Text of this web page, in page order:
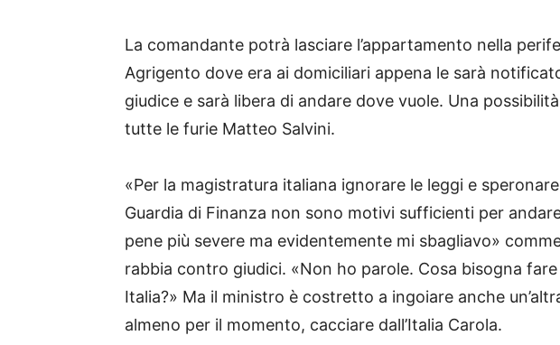
La comandante potrà lasciare l’appartamento nella
Agrigento dove era ai domiciliari appena le sarà
giudice e sarà libera di andare dove vuole. Una
tutte le furie Matteo Salvini.
«Per la magistratura italiana ignorare le leggi e
Guardia di Finanza non sono motivi sufficienti per
pene più severe ma evidentemente mi sbagliavo»
rabbia contro giudici. «Non ho parole. Cosa bisogna
Italia?» Ma il ministro è costretto a ingoiare anche
almeno per il momento, cacciare dall’Italia Carola.